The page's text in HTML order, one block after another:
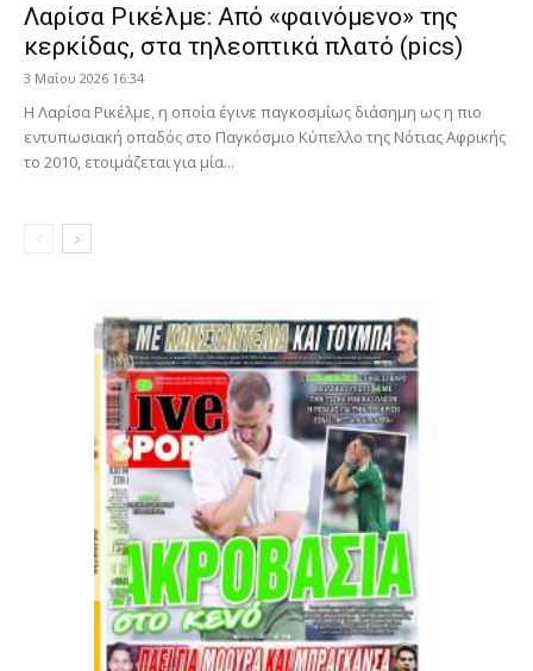
Λαρίσα Ρικέλμε: Από «φαινόμενο» της
κερκίδας, στα τηλεοπτικά πλατό (pics)
3 Μαΐου 2026 16:34
Η Λαρίσα Ρικέλμε, η οποία έγινε παγκοσμίως διάσημη ως η πιο
εντυπωσιακή οπαδός στο Παγκόσμιο Κύπελλο της Νότιας Αφρικής
το 2010, ετοιμάζεται για μία...